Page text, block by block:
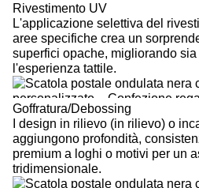
Rivestimento UV
L'applicazione selettiva del
aree specifiche crea un
superfici opache, migliorando
l'esperienza tattile.
Goffratura/Debossing
I design in rilievo (in rilievo) o
aggiungono profondità,
premium a loghi o motivi per un
tridimensionale.